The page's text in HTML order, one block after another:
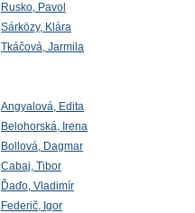
Rusko, Pavol
Sárközy, Klára
Tkáčová, Jarmila
Angyalová, Edita
Belohorská, Irena
Bollová, Dagmar
Cabaj, Tibor
Ďaďo, Vladimír
Federič, Igor